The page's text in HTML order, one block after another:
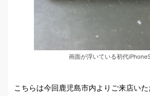
画面が浮いている初代
こちらは今回鹿児島市内よりご来店い